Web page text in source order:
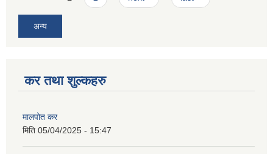
अन्य
कर तथा शुल्कहरु
मालपोत कर
मिति 05/04/2025 - 15:47